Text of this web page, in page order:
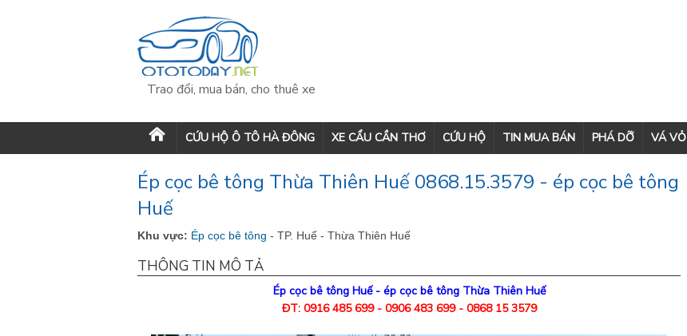
Trao đổi, mua bán, cho thuê xe
CỨU HỘ Ô TÔ HÀ ĐÔNG XE CẨU CẦN THƠ CỨU HỘ TIN MUA BÁN PHÁ DỠ VÁ VỎ
Ép cọc bê tông Thừa Thiên Huế 0868.15.3579 - ép cọc bê tông
Huế
Khu vực: Ép cọc bê tông - TP. Huế - Thừa Thiên Huế
THÔNG TIN MÔ TẢ
Ép cọc bê tông Huế- ép cọc bê tông Thừa Thiên Huế
ĐT: 0916 485 699 - 0906 483 699 - 0868 15 3579